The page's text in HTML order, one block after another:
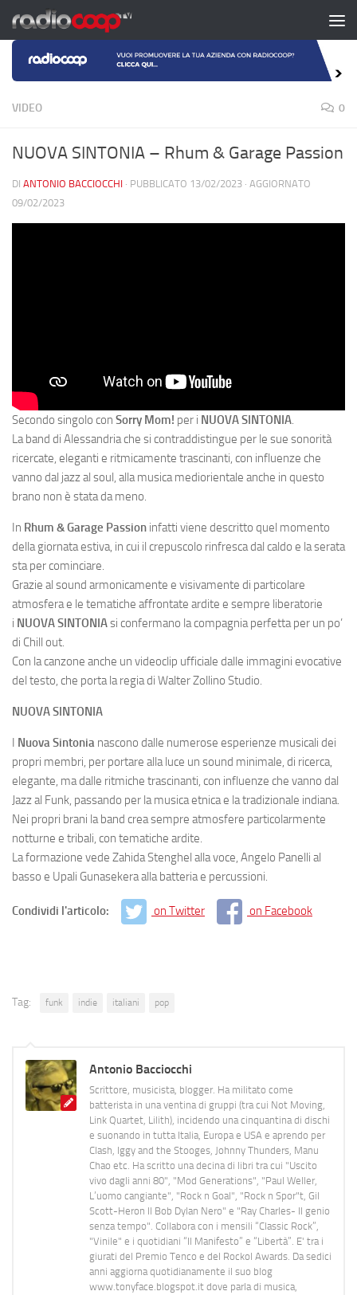
Salta al contenuto
VIDEO 0
NUOVA SINTONIA – Rhum & Garage Passion
DI ANTONIO BACCIOCCHI · PUBBLICATO 13/02/2023 · AGGIORNATO
09/02/2023
Secondo singolo con Sorry Mom! per i NUOVA SINTONIA.
La band di Alessandria che si contraddistingue per le sue sonorità
ricercate, eleganti e ritmicamente trascinanti, con influenze che
vanno dal jazz al soul, alla musica mediorientale anche in questo
brano non è stata da meno.
In Rhum & Garage Passion infatti viene descritto quel momento
della giornata estiva, in cui il crepuscolo rinfresca dal caldo e la serata
sta per cominciare.
Grazie al sound armonicamente e visivamente di particolare
atmosfera e le tematiche affrontate ardite e sempre liberatorie
i NUOVA SINTONIAsi confermano la compagnia perfetta per un po’
di Chill out.
Con la canzone anche un videoclip ufficiale dalle immagini evocative
del testo, che porta la regia di Walter Zollino Studio.
NUOVA SINTONIA
I Nuova Sintonia nascono dalle numerose esperienze musicali dei
propri membri, per portare alla luce un sound minimale, di ricerca,
elegante, ma dalle ritmiche trascinanti, con influenze che vanno dal
Jazz al Funk, passando per la musica etnica e la tradizionale indiana.
Nei propri brani la band crea sempre atmosfere particolarmente
notturne e tribali, con tematiche ardite.
La formazione vede Zahida Stenghel alla voce, Angelo Panelli al
basso e Upali Gunasekera alla batteria e percussioni.
Condividi l'articolo: on Twitter on Facebook
Tag: funk indie italiani pop
Antonio Bacciocchi
Scrittore, musicista, blogger. Ha militato come
batterista in una ventina di gruppi (tra cui Not Moving,
Link Quartet, Lilith), incidendo una cinquantina di dischi
e suonando in tutta Italia, Europa e USA e aprendo per
Clash, Iggy and the Stooges, Johnny Thunders, Manu
Chao etc. Ha scritto una decina di libri tra cui "Uscito
vivo dagli anni 80", "Mod Generations", "Paul Weller,
L’uomo cangiante", "Rock n Goal", "Rock n Spor"t, Gil
Scott-Heron Il Bob Dylan Nero" e "Ray Charles- Il genio
senza tempo". Collabora con i mensili “Classic Rock”,
"Vinile" e i quotidiani “Il Manifesto” e “Libertà”. E' tra i
giurati del Premio Tenco e del Rockol Awards. Da sedici
anni aggiorna quotidianamente il suo blog
www.tonyface.blogspot.it dove parla di musica,